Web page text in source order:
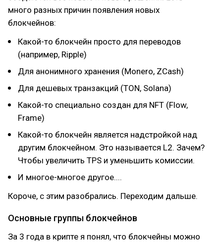
много разных причин появления новых
блокчейнов:
Какой-то блокчейн просто для переводов
(например, Ripple)
Для анонимного хранения (Monero, ZCash)
Для дешевых транзакций (TON, Solana)
Какой-то специально создан для NFT (Flow,
Frame)
Какой-то блокчейн является надстройкой над
другим блокчейном. Это называется L2. Зачем?
Чтобы увеличить TPS и уменьшить комиссии.
И многое-многое другое....
Короче, с этим разобрались. Переходим дальше.
Основные группы блокчейнов
За 3 года в крипте я понял, что блокчейны можно